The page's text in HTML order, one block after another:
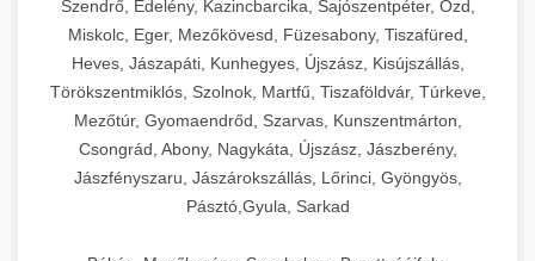
Szendrő, Edelény, Kazincbarcika, Sajószentpéter, Ózd,
Miskolc, Eger, Mezőkövesd, Füzesabony, Tiszafüred,
Heves, Jászapáti, Kunhegyes, Újszász, Kisújszállás,
Törökszentmiklós, Szolnok, Martfű, Tiszaföldvár, Túrkeve,
Mezőtúr, Gyomaendrőd, Szarvas, Kunszentmárton,
Csongrád, Abony, Nagykáta, Újszász, Jászberény,
Jászfényszaru, Jászárokszállás, Lőrinci, Gyöngyös,
Pásztó,Gyula, Sarkad